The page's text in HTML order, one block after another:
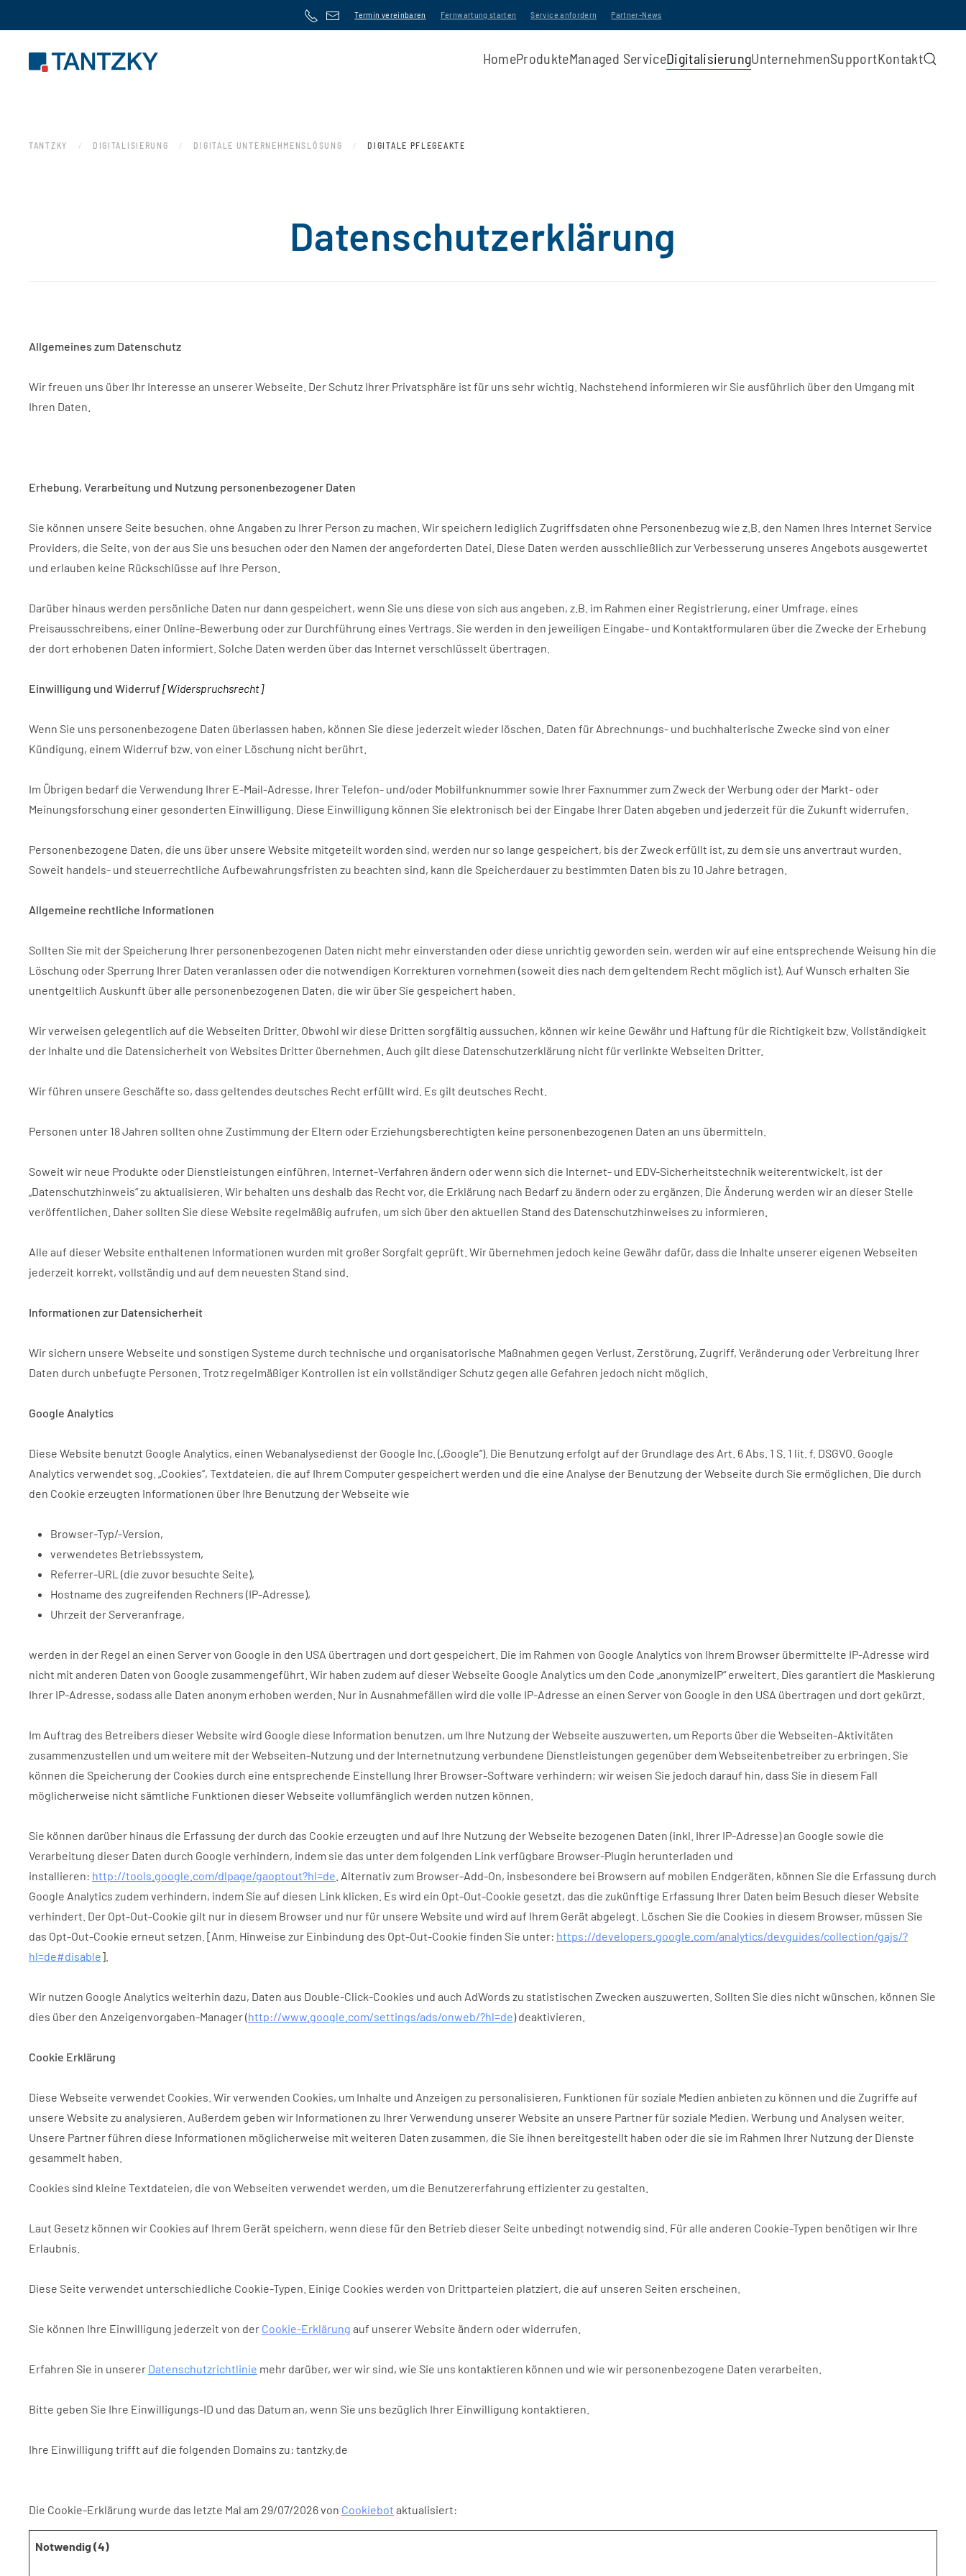
Zum Hauptinhalt springen
Termin vereinbaren Fernwartung starten Service anfordern Partner-News
HomeProdukteManaged ServiceDigitalisierungUnternehmenSupportKontakt
TANTZKY DIGITALISIERUNG DIGITALE UNTERNEHMENSLÖSUNG DIGITALE PFLEGEAKTE
Datenschutzerklärung
Allgemeines zum Datenschutz
Wir freuen uns über Ihr Interesse an unserer Webseite. Der Schutz Ihrer Privatsphäre ist für uns sehr wichtig. Nachstehend informieren wir Sie ausführlich über den Umgang mit
Ihren Daten.
Erhebung, Verarbeitung und Nutzung personenbezogener Daten
Sie können unsere Seite besuchen, ohne Angaben zu Ihrer Person zu machen. Wir speichern lediglich Zugriffsdaten ohne Personenbezug wie z.B. den Namen Ihres Internet Service
Providers, die Seite, von der aus Sie uns besuchen oder den Namen der angeforderten Datei. Diese Daten werden ausschließlich zur Verbesserung unseres Angebots ausgewertet
und erlauben keine Rückschlüsse auf Ihre Person.
Darüber hinaus werden persönliche Daten nur dann gespeichert, wenn Sie uns diese von sich aus angeben, z.B. im Rahmen einer Registrierung, einer Umfrage, eines
Preisausschreibens, einer Online-Bewerbung oder zur Durchführung eines Vertrags. Sie werden in den jeweiligen Eingabe- und Kontaktformularen über die Zwecke der Erhebung
der dort erhobenen Daten informiert. Solche Daten werden über das Internet verschlüsselt übertragen.
Einwilligung und Widerruf[Widerspruchsrecht]
Wenn Sie uns personenbezogene Daten überlassen haben, können Sie diese jederzeit wieder löschen. Daten für Abrechnungs- und buchhalterische Zwecke sind von einer
Kündigung, einem Widerruf bzw. von einer Löschung nicht berührt.
Im Übrigen bedarf die Verwendung Ihrer E-Mail-Adresse, Ihrer Telefon- und/oder Mobilfunknummer sowie Ihrer Faxnummer zum Zweck der Werbung oder der Markt- oder
Meinungsforschung einer gesonderten Einwilligung. Diese Einwilligung können Sie elektronisch bei der Eingabe Ihrer Daten abgeben und jederzeit für die Zukunft widerrufen.
Personenbezogene Daten, die uns über unsere Website mitgeteilt worden sind, werden nur so lange gespeichert, bis der Zweck erfüllt ist, zu dem sie uns anvertraut wurden.
Soweit handels- und steuerrechtliche Aufbewahrungsfristen zu beachten sind, kann die Speicherdauer zu bestimmten Daten bis zu 10 Jahre betragen.
Allgemeine rechtliche Informationen
Sollten Sie mit der Speicherung Ihrer personenbezogenen Daten nicht mehr einverstanden oder diese unrichtig geworden sein, werden wir auf eine entsprechende Weisung hin die
Löschung oder Sperrung Ihrer Daten veranlassen oder die notwendigen Korrekturen vornehmen (soweit dies nach dem geltendem Recht möglich ist). Auf Wunsch erhalten Sie
unentgeltlich Auskunft über alle personenbezogenen Daten, die wir über Sie gespeichert haben.
Wir verweisen gelegentlich auf die Webseiten Dritter. Obwohl wir diese Dritten sorgfältig aussuchen, können wir keine Gewähr und Haftung für die Richtigkeit bzw. Vollständigkeit
der Inhalte und die Datensicherheit von Websites Dritter übernehmen. Auch gilt diese Datenschutzerklärung nicht für verlinkte Webseiten Dritter.
Wir führen unsere Geschäfte so, dass geltendes deutsches Recht erfüllt wird. Es gilt deutsches Recht.
Personen unter 18 Jahren sollten ohne Zustimmung der Eltern oder Erziehungsberechtigten keine personenbezogenen Daten an uns übermitteln.
Soweit wir neue Produkte oder Dienstleistungen einführen, Internet-Verfahren ändern oder wenn sich die Internet- und EDV-Sicherheitstechnik weiterentwickelt, ist der
„Datenschutzhinweis“ zu aktualisieren. Wir behalten uns deshalb das Recht vor, die Erklärung nach Bedarf zu ändern oder zu ergänzen. Die Änderung werden wir an dieser Stelle
veröffentlichen. Daher sollten Sie diese Website regelmäßig aufrufen, um sich über den aktuellen Stand des Datenschutzhinweises zu informieren.
Alle auf dieser Website enthaltenen Informationen wurden mit großer Sorgfalt geprüft. Wir übernehmen jedoch keine Gewähr dafür, dass die Inhalte unserer eigenen Webseiten
jederzeit korrekt, vollständig und auf dem neuesten Stand sind.
Informationen zur Datensicherheit
Wir sichern unsere Webseite und sonstigen Systeme durch technische und organisatorische Maßnahmen gegen Verlust, Zerstörung, Zugriff, Veränderung oder Verbreitung Ihrer
Daten durch unbefugte Personen. Trotz regelmäßiger Kontrollen ist ein vollständiger Schutz gegen alle Gefahren jedoch nicht möglich.
Google Analytics
Diese Website benutzt Google Analytics, einen Webanalysedienst der Google Inc. („Google“). Die Benutzung erfolgt auf der Grundlage des Art. 6 Abs. 1 S. 1 lit. f. DSGVO. Google
Analytics verwendet sog. „Cookies“, Textdateien, die auf Ihrem Computer gespeichert werden und die eine Analyse der Benutzung der Webseite durch Sie ermöglichen. Die durch
den Cookie erzeugten Informationen über Ihre Benutzung der Webseite wie
Browser-Typ/-Version,
verwendetes Betriebssystem,
Referrer-URL (die zuvor besuchte Seite),
Hostname des zugreifenden Rechners (IP-Adresse),
Uhrzeit der Serveranfrage,
werden in der Regel an einen Server von Google in den USA übertragen und dort gespeichert. Die im Rahmen von Google Analytics von Ihrem Browser übermittelte IP-Adresse wird
nicht mit anderen Daten von Google zusammengeführt. Wir haben zudem auf dieser Webseite Google Analytics um den Code „anonymizeIP“ erweitert. Dies garantiert die Maskierung
Ihrer IP-Adresse, sodass alle Daten anonym erhoben werden. Nur in Ausnahmefällen wird die volle IP-Adresse an einen Server von Google in den USA übertragen und dort gekürzt.
Im Auftrag des Betreibers dieser Website wird Google diese Information benutzen, um Ihre Nutzung der Webseite auszuwerten, um Reports über die Webseiten-Aktivitäten
zusammenzustellen und um weitere mit der Webseiten-Nutzung und der Internetnutzung verbundene Dienstleistungen gegenüber dem Webseitenbetreiber zu erbringen. Sie
können die Speicherung der Cookies durch eine entsprechende Einstellung Ihrer Browser-Software verhindern; wir weisen Sie jedoch darauf hin, dass Sie in diesem Fall
möglicherweise nicht sämtliche Funktionen dieser Webseite vollumfänglich werden nutzen können.
Sie können darüber hinaus die Erfassung der durch das Cookie erzeugten und auf Ihre Nutzung der Webseite bezogenen Daten (inkl. Ihrer IP-Adresse) an Google sowie die
Verarbeitung dieser Daten durch Google verhindern, indem sie das unter dem folgenden Link verfügbare Browser-Plugin herunterladen und
installieren: http://tools.google.com/dlpage/gaoptout?hl=de . Alternativ zum Browser-Add-On, insbesondere bei Browsern auf mobilen Endgeräten, können Sie die Erfassung durch
Google Analytics zudem verhindern, indem Sie auf diesen Link klicken. Es wird ein Opt-Out-Cookie gesetzt, das die zukünftige Erfassung Ihrer Daten beim Besuch dieser Website
verhindert. Der Opt-Out-Cookie gilt nur in diesem Browser und nur für unsere Website und wird auf Ihrem Gerät abgelegt. Löschen Sie die Cookies in diesem Browser, müssen Sie
das Opt-Out-Cookie erneut setzen. [Anm. Hinweise zur Einbindung des Opt-Out-Cookie finden Sie unter: https://developers.google.com/analytics/devguides/collection/gajs/?
hl=de#disable].
Wir nutzen Google Analytics weiterhin dazu, Daten aus Double-Click-Cookies und auch AdWords zu statistischen Zwecken auszuwerten. Sollten Sie dies nicht wünschen, können Sie
dies über den Anzeigenvorgaben-Manager (http://www.google.com/settings/ads/onweb/?hl=de) deaktivieren.
Cookie Erklärung
Diese Webseite verwendet Cookies. Wir verwenden Cookies, um Inhalte und Anzeigen zu personalisieren, Funktionen für soziale Medien anbieten zu können und die Zugriffe auf
unsere Website zu analysieren. Außerdem geben wir Informationen zu Ihrer Verwendung unserer Website an unsere Partner für soziale Medien, Werbung und Analysen weiter.
Unsere Partner führen diese Informationen möglicherweise mit weiteren Daten zusammen, die Sie ihnen bereitgestellt haben oder die sie im Rahmen Ihrer Nutzung der Dienste
gesammelt haben.
Cookies sind kleine Textdateien, die von Webseiten verwendet werden, um die Benutzererfahrung effizienter zu gestalten.
Laut Gesetz können wir Cookies auf Ihrem Gerät speichern, wenn diese für den Betrieb dieser Seite unbedingt notwendig sind. Für alle anderen Cookie-Typen benötigen wir Ihre
Erlaubnis.
Diese Seite verwendet unterschiedliche Cookie-Typen. Einige Cookies werden von Drittparteien platziert, die auf unseren Seiten erscheinen.
Sie können Ihre Einwilligung jederzeit von der Cookie-Erklärung auf unserer Website ändern oder widerrufen.
Erfahren Sie in unserer Datenschutzrichtlinie mehr darüber, wer wir sind, wie Sie uns kontaktieren können und wie wir personenbezogene Daten verarbeiten.
Bitte geben Sie Ihre Einwilligungs-ID und das Datum an, wenn Sie uns bezüglich Ihrer Einwilligung kontaktieren.
Ihre Einwilligung trifft auf die folgenden Domains zu: tantzky.de
Die Cookie-Erklärung wurde das letzte Mal am 29/07/2026 von Cookiebot aktualisiert:
Notwendig (4)